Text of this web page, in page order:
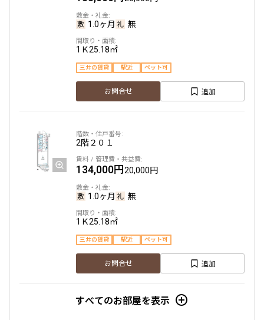
1.0ヶ月 無
1Ｋ25.18㎡
三井の賃貸 駅近 ペット可
お問合せ 追加
2階２０１
134,000円20,000円
1.0ヶ月 無
1Ｋ25.18㎡
三井の賃貸 駅近 ペット可
お問合せ 追加
すべてのお部屋を表示